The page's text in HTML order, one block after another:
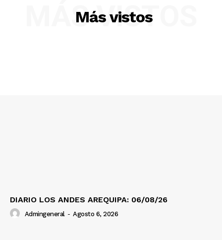
Más vistos
MÁS VISTOS
DIARIO LOS ANDES AREQUIPA: 06/08/26
Admingeneral - Agosto 6, 2026